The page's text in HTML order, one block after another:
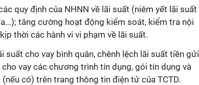
quy định của NHNN về lãi suất (niêm yết lãi suất
tăng cường hoạt động kiểm soát, kiểm tra nội
thời các hành vi vi phạm về lãi suất.
cho vay bình quân, chênh lệch lãi suất tiền gửi
vay các chương trình tín dụng, gói tín dụng và
có) trên trang thông tin điện tử của TCTD.